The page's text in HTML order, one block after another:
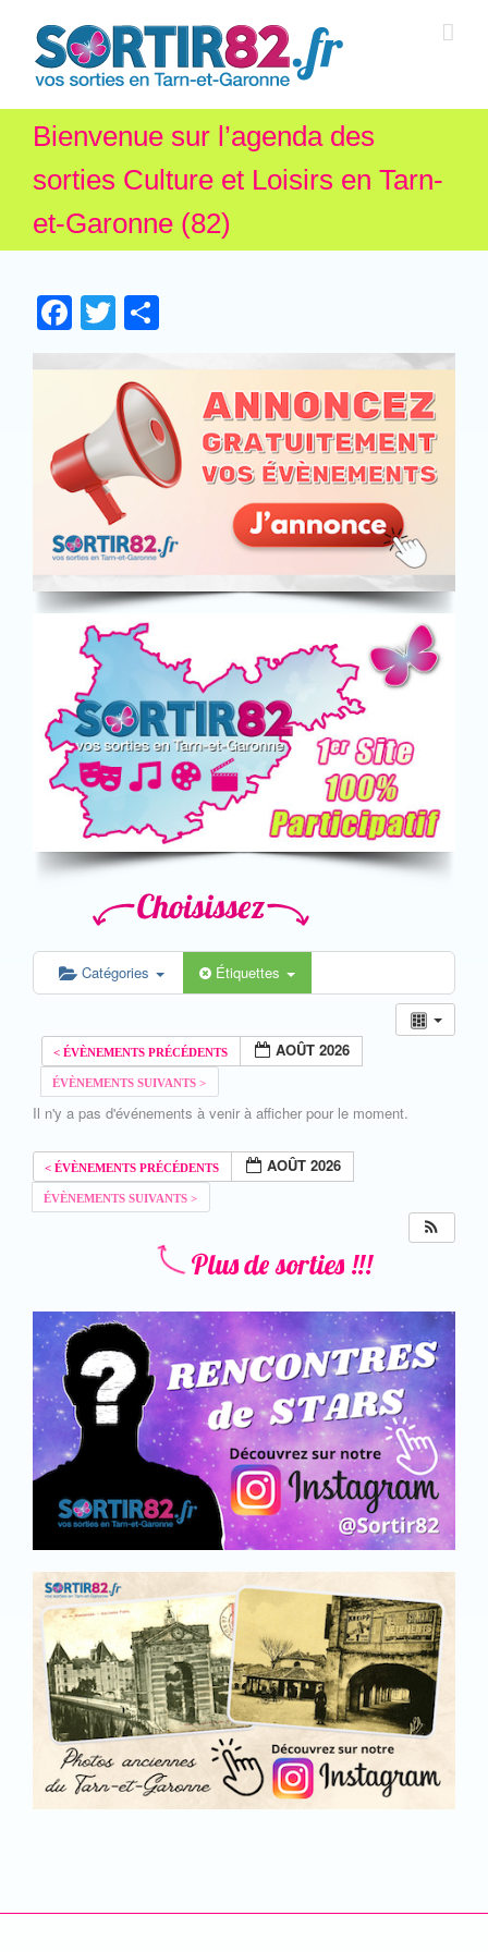
Bienvenue sur l’agenda des
sorties Culture et Loisirs en Tarn-
et-Garonne (82)
Facebook
Twitter
Catégories Étiquettes
AOÛT 2026
Il n'y a pas d'événements à venir à afficher pour le moment.
AOÛT 2026